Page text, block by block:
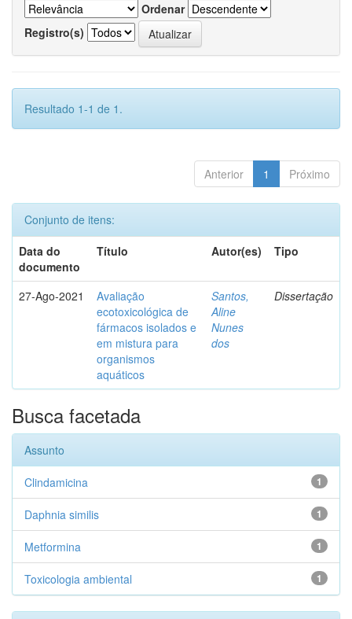
Ordenar
Registro(s)
Resultado 1-1 de 1.
Anterior 1 Próximo
Conjunto de itens:
Data do
documento
Título Autor(es) Tipo
27-Ago-2021
Avaliação
ecotoxicológica de
fármacos isolados e
em mistura para
organismos
aquáticos
Santos,
Aline
Nunes
dos
Dissertação
Busca facetada
Assunto
1
Clindamicina
1
Daphnia similis
1
Metformina
1
Toxicologia ambiental